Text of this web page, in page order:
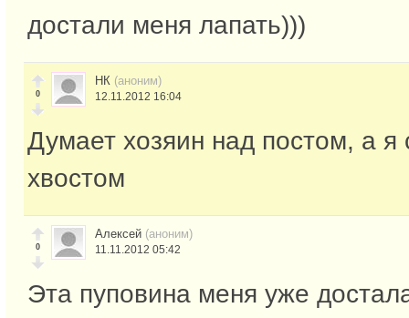
достали меня лапать)))
0
НК (аноним)
12.11.2012 16:04
Думает хозяин над постом, а я
хвостом
0
Алексей (аноним)
11.11.2012 05:42
Эта пуповина меня уже